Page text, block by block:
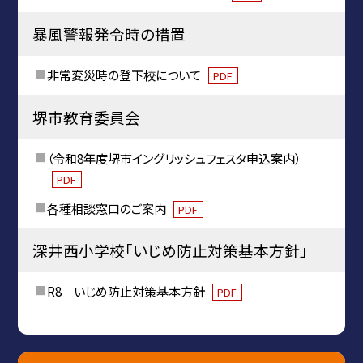
暴風警報発令時の措置
非常変災時の登下校について PDF
堺市教育委員会
（令和8年度堺市イングリッシュフェスタ申込案内）
PDF
各種相談窓口のご案内 PDF
深井西小学校「いじめ防止対策基本方針」
R8 いじめ防止対策基本方針 PDF